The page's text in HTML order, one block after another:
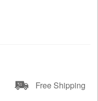
Free Shipping